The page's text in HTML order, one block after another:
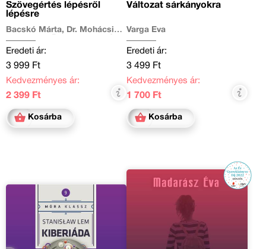
Szövegértés lépésről
lépésre
Bacskó Márta, Dr. Mohácsi
Nikolett, Kiss-Madocsai
Kinga Dóra, Micskei-Kőrös
Katalin, Raátz Judit, Sáfrán
Réka
Eredeti ár:
3 999 Ft
Kedvezményes ár:
2 399 Ft
Kosárba
Változat sárkányokra
Varga Éva
Eredeti ár:
3 499 Ft
Kedvezményes ár:
1 700 Ft
Kosárba